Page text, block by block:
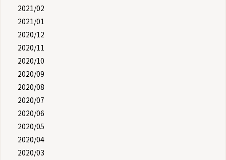
2021/02
2021/01
2020/12
2020/11
2020/10
2020/09
2020/08
2020/07
2020/06
2020/05
2020/04
2020/03